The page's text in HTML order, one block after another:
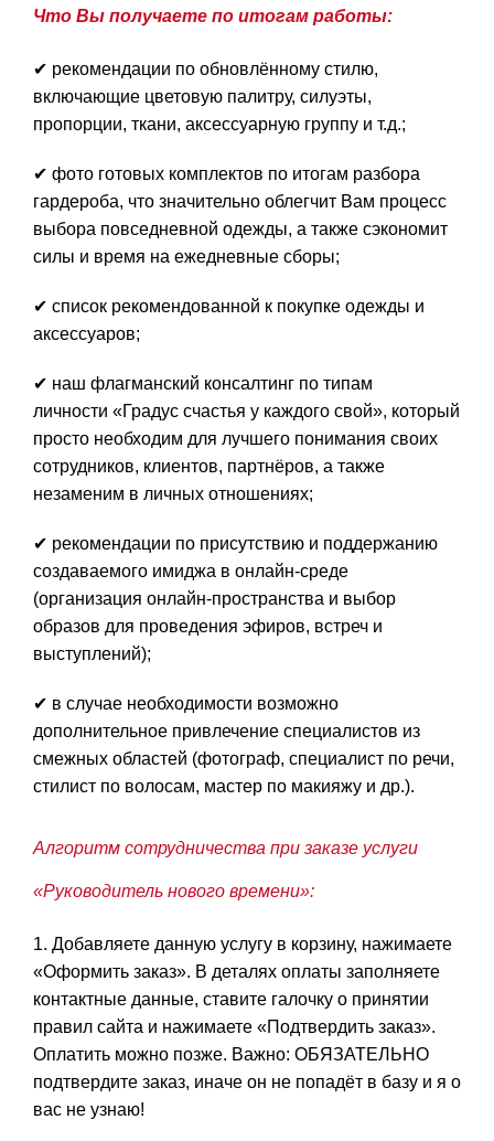
Что Вы получаете по итогам работы:
✔ рекомендации по обновлённому стилю,
включающие цветовую палитру, силуэты,
пропорции, ткани, аксессуарную группу и т.д.;
✔ фото готовых комплектов по итогам разбора
гардероба, что значительно облегчит Вам процесс
выбора повседневной одежды, а также сэкономит
силы и время на ежедневные сборы;
✔ список рекомендованной к покупке одежды и
аксессуаров;
✔ наш флагманский консалтинг по типам
личности «Градус счастья у каждого свой», который
просто необходим для лучшего понимания своих
сотрудников, клиентов, партнёров, а также
незаменим в личных отношениях;
✔ рекомендации по присутствию и поддержанию
создаваемого имиджа в онлайн-среде
(организация онлайн-пространства и выбор
образов для проведения эфиров, встреч и
выступлений);
✔ в случае необходимости возможно
дополнительное привлечение специалистов из
смежных областей (фотограф, специалист по речи,
стилист по волосам, мастер по макияжу и др.).
Алгоритм сотрудничества при заказе услуги
«Руководитель нового времени»:
1. Добавляете данную услугу в корзину, нажимаете
«Оформить заказ». В деталях оплаты заполняете
контактные данные, ставите галочку о принятии
правил сайта и нажимаете «Подтвердить заказ».
Оплатить можно позже. Важно: ОБЯЗАТЕЛЬНО
подтвердите заказ, иначе он не попадёт в базу и я о
вас не узнаю!